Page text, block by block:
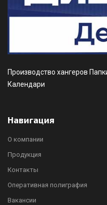
Производство хангеров
Календари
Навигация
О компании
Продукция
Контакты
Оперативная полиграфия
Вакансии